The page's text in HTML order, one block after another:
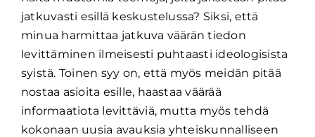
jatkuvasti esillä keskustelussa? Siksi, että
minua harmittaa jatkuva väärän tiedon
levittäminen ilmeisesti puhtaasti ideologisista
syistä. Toinen syy on, että myös meidän pitää
nostaa asioita esille, haastaa väärää
informaatiota levittäviä, mutta myös tehdä
kokonaan uusia avauksia yhteiskunnalliseen